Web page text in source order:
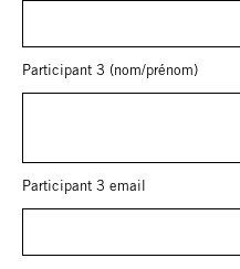
Participant 3 (nom/prénom)
Participant 3 email